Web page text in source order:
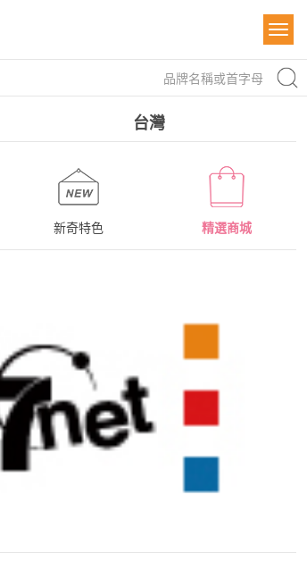
台灣
新奇特色 精選商城